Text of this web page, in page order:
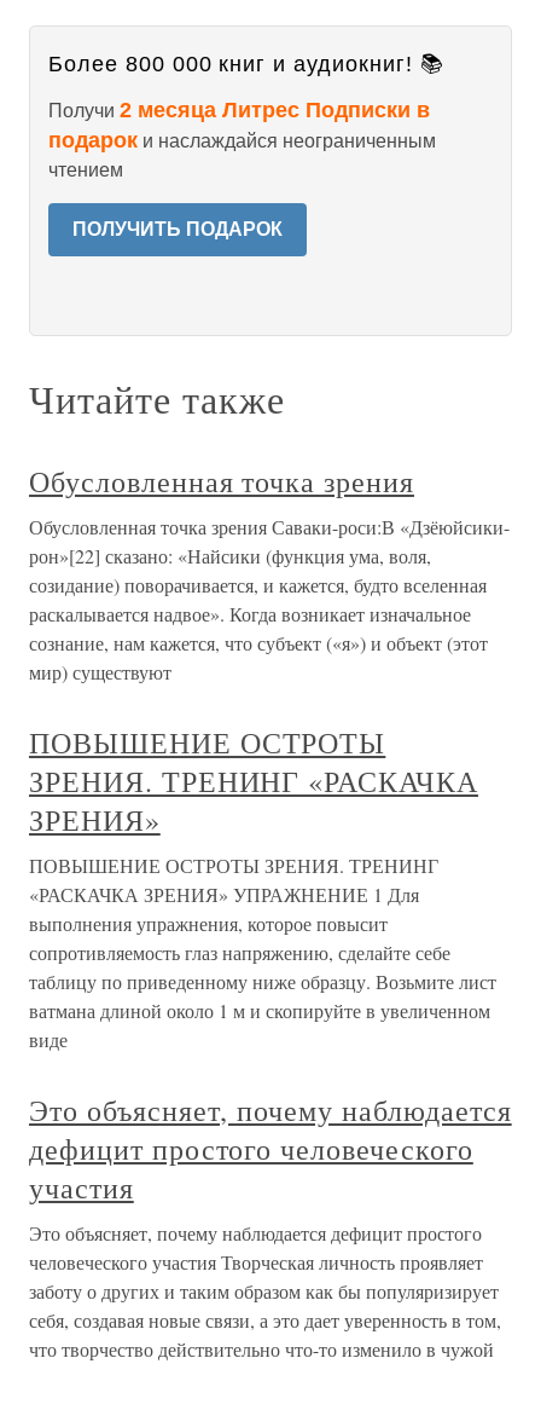
Более 800 000 книг и аудиокниг! 📚
Получи 2 месяца Литрес Подписки в
подарок и наслаждайся неограниченным
чтением
ПОЛУЧИТЬ ПОДАРОК
Читайте также
Обусловленная точка зрения
Обусловленная точка зрения Саваки-роси:В «Дзёюйсики-
рон»[22] сказано: «Найсики (функция ума, воля,
созидание) поворачивается, и кажется, будто вселенная
раскалывается надвое». Когда возникает изначальное
сознание, нам кажется, что субъект («я») и объект (этот
мир) существуют
ПОВЫШЕНИЕ ОСТРОТЫ
ЗРЕНИЯ. ТРЕНИНГ «РАСКАЧКА
ЗРЕНИЯ»
ПОВЫШЕНИЕ ОСТРОТЫ ЗРЕНИЯ. ТРЕНИНГ
«РАСКАЧКА ЗРЕНИЯ» УПРАЖНЕНИЕ 1 Для
выполнения упражнения, которое повысит
сопротивляемость глаз напряжению, сделайте себе
таблицу по приведенному ниже образцу. Возьмите лист
ватмана длиной около 1 м и скопируйте в увеличенном
виде
Это объясняет, почему наблюдается
дефицит простого человеческого
участия
Это объясняет, почему наблюдается дефицит простого
человеческого участия Творческая личность проявляет
заботу о других и таким образом как бы популяризирует
себя, создавая новые связи, а это дает уверенность в том,
что творчество действительно что-то изменило в чужой